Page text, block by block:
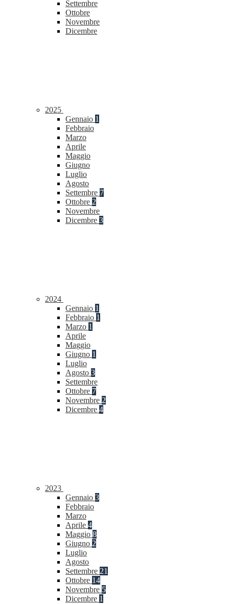
Settembre
Ottobre
Novembre
Dicembre
2025
Gennaio 1
Febbraio
Marzo
Aprile
Maggio
Giugno
Luglio
Agosto
Settembre 7
Ottobre 2
Novembre
Dicembre 3
2024
Gennaio 1
Febbraio 1
Marzo 1
Aprile
Maggio
Giugno 1
Luglio
Agosto 3
Settembre
Ottobre 7
Novembre 2
Dicembre 4
2023
Gennaio 3
Febbraio
Marzo
Aprile 4
Maggio 8
Giugno 2
Luglio
Agosto
Settembre 21
Ottobre 14
Novembre 5
Dicembre 1